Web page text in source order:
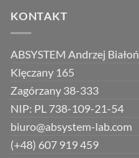
KONTAKT
ABSYSTEM Andrzej Białoń
Klęczany 165
Zagórzany 38-333
NIP: PL 738-109-21-54
biuro@absystem-lab.com
(+48) 607 919 459